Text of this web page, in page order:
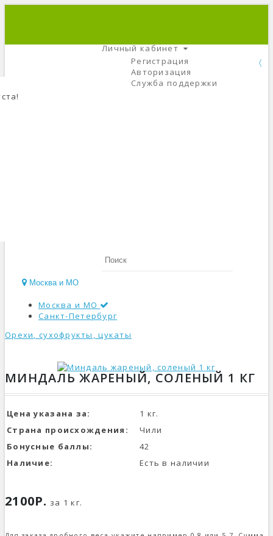
Личный кабинет
Регистрация
Авторизация
Служба поддержки
Москва и МО
Москва и МО
Санкт-Петербург
Орехи, сухофрукты, цукаты
МИНДАЛЬ ЖАРЕНЫЙ, СОЛЕНЫЙ 1 КГ
Цена указана за:
1 кг.
Страна происхождения:
Чили
Бонусные баллы:
42
Наличие:
Есть в наличии
2100Р. за 1 кг.